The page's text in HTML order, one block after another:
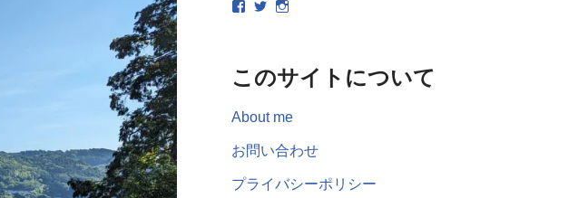
このサイトについて
About me
お問い合わせ
プライバシーポリシー